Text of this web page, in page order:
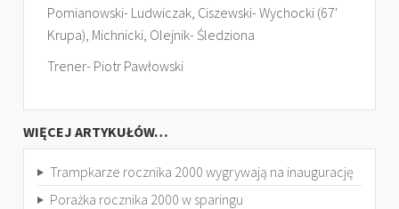
Pomianowski- Ludwiczak, Ciszewski- Wychocki (67'
Krupa), Michnicki, Olejnik- Śledziona
Trener- Piotr Pawłowski
WIĘCEJ ARTYKUŁÓW…
Trampkarze rocznika 2000 wygrywają na inaugurację
Porażka rocznika 2000 w sparingu